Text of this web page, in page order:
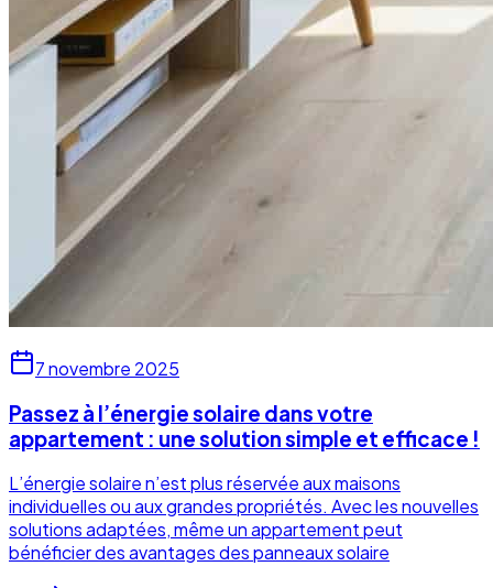
7 novembre 2025
Passez à l’énergie solaire dans votre
appartement : une solution simple et efficace !
L’énergie solaire n’est plus réservée aux maisons
individuelles ou aux grandes propriétés. Avec les nouvelles
solutions adaptées, même un appartement peut
bénéficier des avantages des panneaux solaire